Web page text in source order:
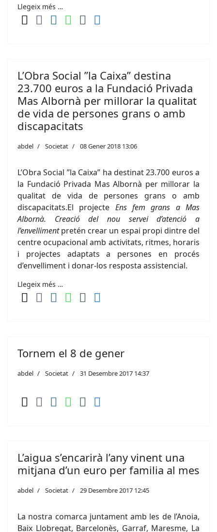
Llegeix més …
L’Obra Social ”la Caixa” destina
23.700 euros a la Fundació Privada
Mas Albornà per millorar la qualitat
de vida de persones grans o amb
discapacitats
abdel Societat 08 Gener 2018 13:06
L’Obra Social ”la Caixa” ha destinat 23.700 euros a
la Fundació Privada Mas Albornà per millorar la
qualitat de vida de persones grans o amb
discapacitats.El projecte Ens fem grans a Mas
Albornà. Creació del nou servei d’atenció a
l’envellimentpretén crear un espai propi dintre del
centre ocupacional amb activitats, ritmes, horaris
i projectes adaptats a persones en procés
d’envelliment i donar-los resposta assistencial.
Llegeix més …
Tornem el 8 de gener
abdel Societat 31 Desembre 2017 14:37
L’aigua s’encarirà l’any vinent una
mitjana d’un euro per familia al mes
abdel Societat 29 Desembre 2017 12:45
La nostra comarca juntament amb les de l’Anoia,
Baix Llobregat, Barcelonès, Garraf, Maresme, La